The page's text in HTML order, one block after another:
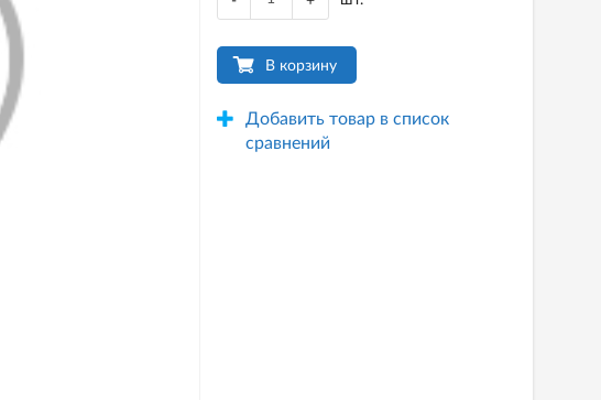
В корзину
Добавить товар в список
сравнений